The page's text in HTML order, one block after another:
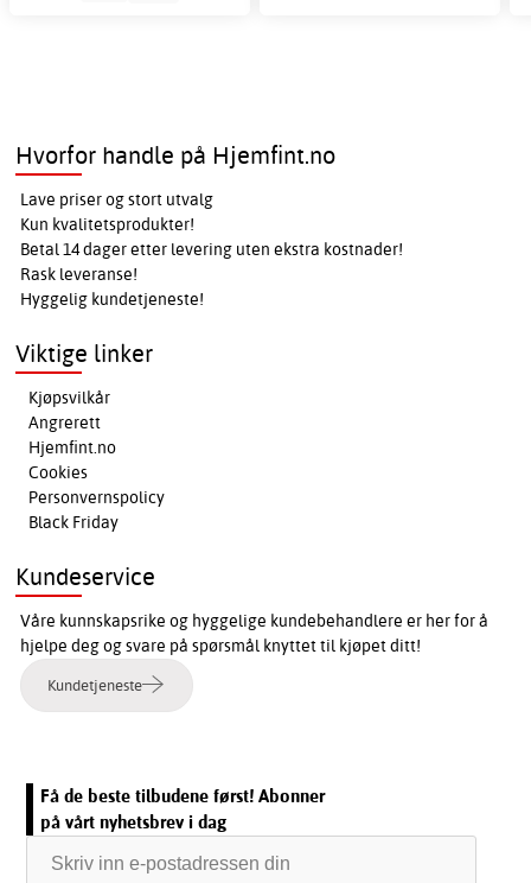
Hvorfor handle på Hjemfint.no
Lave priser og stort utvalg
Kun kvalitetsprodukter!
Betal 14 dager etter levering uten ekstra kostnader!
Rask leveranse!
Hyggelig kundetjeneste!
Viktige linker
Kjøpsvilkår
Angrerett
Hjemfint.no
Cookies
Personvernspolicy
Black Friday
Kundeservice
Våre kunnskapsrike og hyggelige kundebehandlere er her for å
hjelpe deg og svare på spørsmål knyttet til kjøpet ditt!
Kundetjeneste
Få de beste tilbudene først! Abonner
på vårt nyhetsbrev i dag